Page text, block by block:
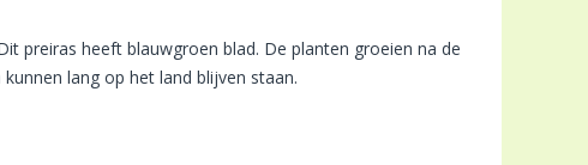
preiras heeft blauwgroen blad. De planten groeien na de
lang op het land blijven staan.